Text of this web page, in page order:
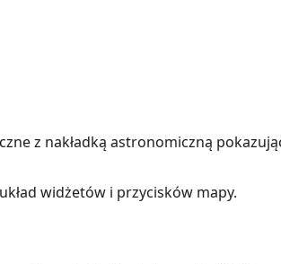
z nakładką astronomiczną
widżetów i przycisków mapy.